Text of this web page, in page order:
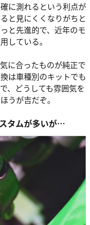
に測れるという利点が
と見にくくなりがちと
と先進的で、近年のモ
している。
に合ったものが純正で
は車種別のキットでも
、どうしても雰囲気を
うが吉だぞ。
タムが多いが…